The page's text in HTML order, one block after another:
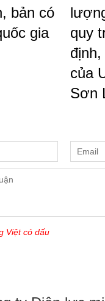
bản có
gia
quy
của
Sơn
Việt có dấu